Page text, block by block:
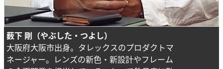
薮下 剛（やぶした・つよし）
大阪府大阪市出身。タレックスのプロダクトマ
ネージャー。レンズの新色・新設計やフレーム